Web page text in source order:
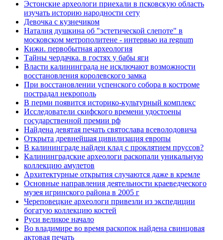
Эстонские археологи приехали в псковскую область
изучать историю народности сету
Девочка с кузнечиком
Наталия душкина об "эстетической слепоте" в
московском метрополитене - интервью иа regnum
Кижи. первобытная археология
Тайны чердачка. в гостях у бабы яги
Власти калининграда не исключают возможности
восстановления королевского замка
При восстановлении успенского собора в костроме
пострадал некрополь
В перми появится историко-культурный комплекс
Исследователи скифского времени удостоены
государственной премии рф
Найдена девятая печать святослава всеволодовича
Открыта древнейшая цивилизация европы
В калининграде найден клад с проклятием пруссов?
Калининградские археологи раскопали уникальную
коллекцию амулетов
Архитектурные открытия случаются даже в кремле
Основные направления деятельности краеведческого
музея игринского района в 2005 г
Череповецкие археологи привезли из экспедиции
богатую коллекцию костей
Руси великое начало
Во владимире во время раскопок найдена свинцовая
актовая печать